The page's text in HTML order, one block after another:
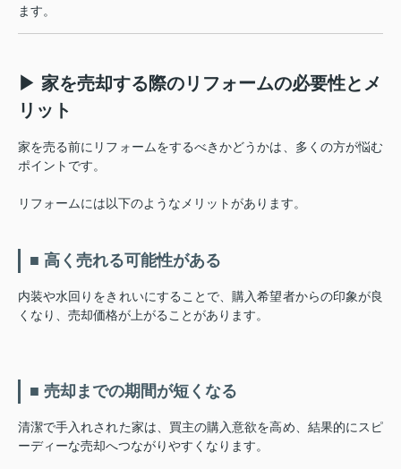
ます。
▶ 家を売却する際のリフォームの必要性とメ
リット
家を売る前にリフォームをするべきかどうかは、多くの方が悩む
ポイントです。
リフォームには以下のようなメリットがあります。
■ 高く売れる可能性がある
内装や水回りをきれいにすることで、購入希望者からの印象が良
くなり、売却価格が上がることがあります。
■ 売却までの期間が短くなる
清潔で手入れされた家は、買主の購入意欲を高め、結果的にスピ
ーディーな売却へつながりやすくなります。